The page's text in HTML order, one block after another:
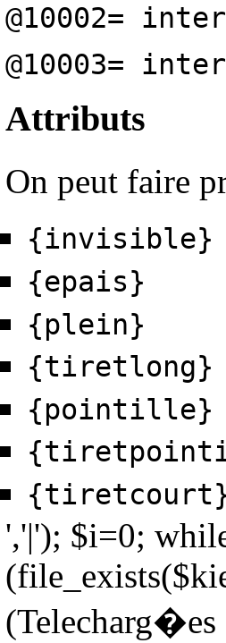
@10002=
@10003=
Attributs
On peut faire
{invisible}
{epais}
{plein}
{tiretlong}
{pointille}
','|'); $i=0;